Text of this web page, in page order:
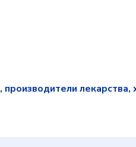
лекарства,